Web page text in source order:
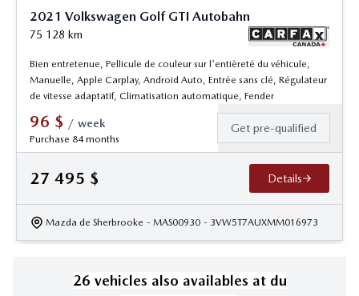
2021 Volkswagen Golf GTI Autobahn
75 128 km
Bien entretenue, Pellicule de couleur sur l'entièreté du véhicule,
Manuelle, Apple Carplay, Android Auto, Entrée sans clé, Régulateur
de vitesse adaptatif, Climatisation automatique, Fender
96 $ / week
Purchase 84 months
Get pre-qualified
27 495 $ Details
Mazda de Sherbrooke - MAS00930 - 3VW5T7AUXMM016973
26 vehicles also availables at du